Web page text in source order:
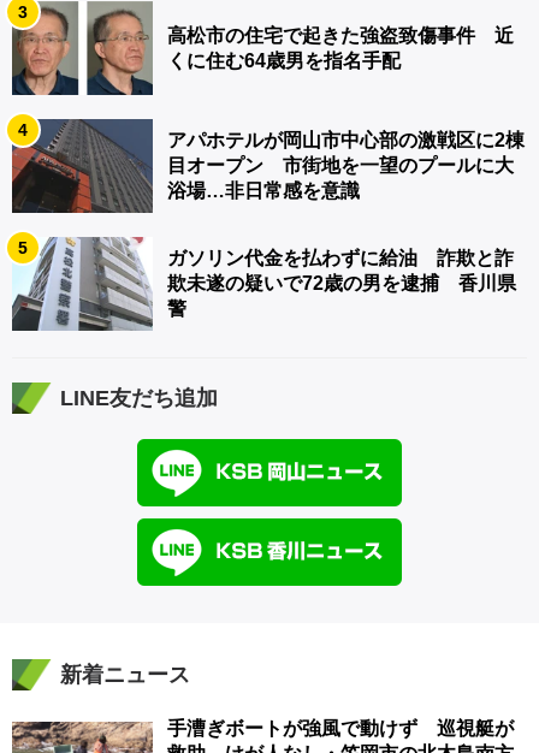
3
高松市の住宅で起きた強盗致傷事件 近
くに住む64歳男を指名手配
4
アパホテルが岡山市中心部の激戦区に2棟
目オープン 市街地を一望のプールに大
浴場…非日常感を意識
5
ガソリン代金を払わずに給油 詐欺と詐
欺未遂の疑いで72歳の男を逮捕 香川県
警
LINE友だち追加
新着ニュース
手漕ぎボートが強風で動けず 巡視艇が